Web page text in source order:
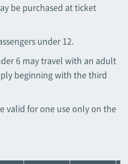
Office
Office
Miebashi
be purchased at ticket
under 12.
6 may travel with an adult
beginning with the third
valid for one use only on the